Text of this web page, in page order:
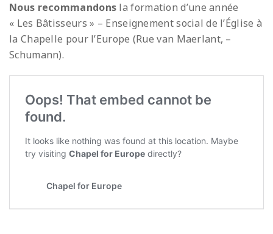
Nous recommandons la formation d’une année
« Les Bâtisseurs » – Enseignement social de l’Église à
la Chapelle pour l’Europe (Rue van Maerlant, –
Schumann).